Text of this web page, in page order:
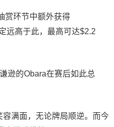
赏环节中额外获得
远高于此，最高可达$2.2
逊的Obara在赛后如此总
满面，无论牌局顺逆。而今